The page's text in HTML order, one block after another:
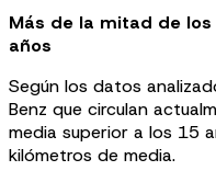
Más de la mitad de
años
Según los datos
Benz que circulan
media superior a los 15
kilómetros de media.